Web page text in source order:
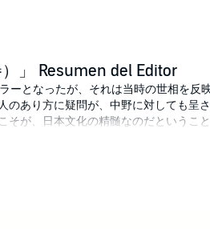
」 Resumen del Editor
ーとなったが、それは当時の世相を反
あり方に疑問が、中野に対しても呈
が、日本文化の精髄なのだというこ